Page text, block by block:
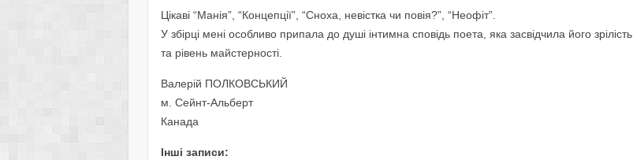
Цікаві “Манія”, “Концепції”, “Сноха, невістка чи повія?”, “Неофіт”.
У збірці мені особливо припала до душі інтимна сповідь поета, яка засвідчила його зрілість
та рівень майстерності.
Валерій ПОЛКОВСЬКИЙ
м. Сейнт-Альберт
Канада
Інші записи: